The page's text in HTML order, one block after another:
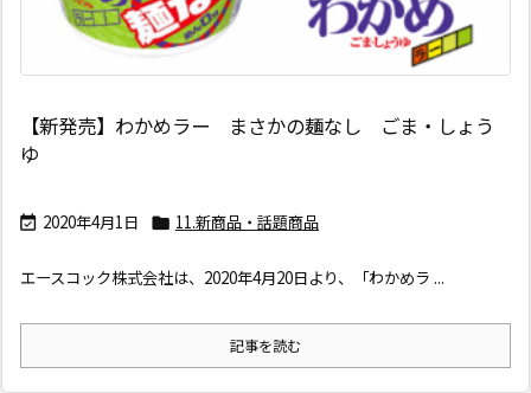
【新発売】わかめラー まさかの麺なし ごま・しょう
ゆ
 2020年4月1日  11.新商品・話題商品
エースコック株式会社は、2020年4月20日より、「わかめラ ...
記事を読む